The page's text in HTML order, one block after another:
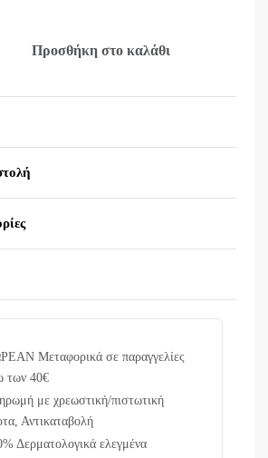
Προσθήκη στο καλάθι
Μεταφορικά σε παραγγελίες
των 40€
με χρεωστική/πιστωτική
Αντικαταβολή
Δερματολογικά ελεγμένα